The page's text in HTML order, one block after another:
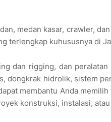
medan kasar, crawler,
terlengkap kuhususnya di
dan rigging, dan
dongkrak hidrolik, sistem
membantu Anda
konstruksi, instalasi,